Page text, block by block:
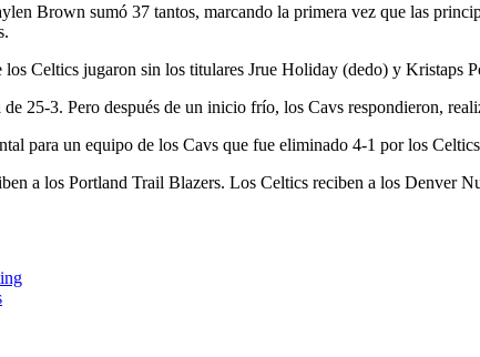
Brown sumó 37 tantos, marcando la primera vez que las
Celtics jugaron sin los titulares Jrue Holiday (dedo) y Kristaps
25-3. Pero después de un inicio frío, los Cavs respondieron,
para un equipo de los Cavs que fue eliminado 4-1 por los
a los Portland Trail Blazers. Los Celtics reciben a los Denver